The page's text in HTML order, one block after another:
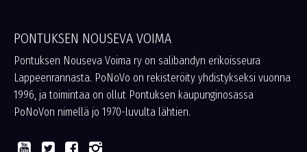
PONTUKSEN NOUSEVA VOIMA
Pontuksen Nouseva Voima ry on salibandyn erikoisseura
Lappeenrannasta. PoNoVo on rekisteröity yhdistykseksi vuonna
1996, ja toimintaa on ollut Pontuksen kaupunginosassa
PoNoVon nimellä jo 1970-luvulta lähtien.
   